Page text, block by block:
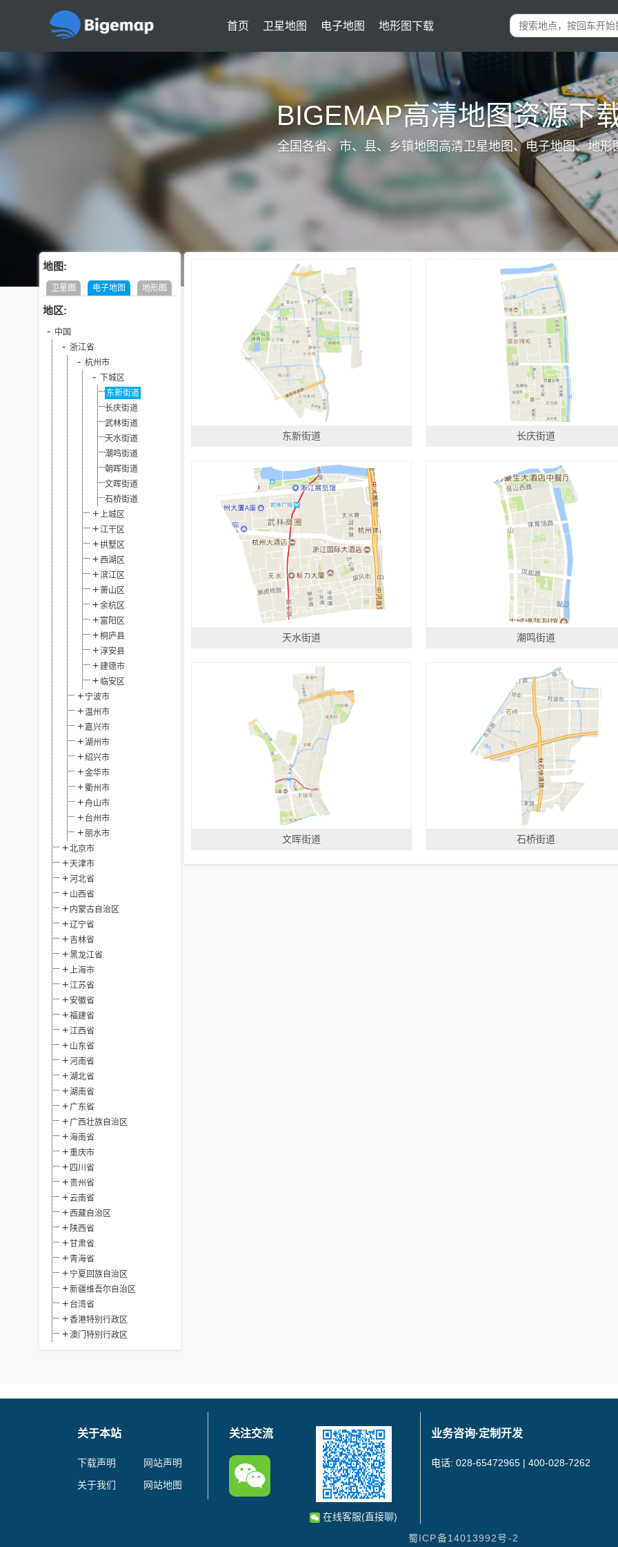
首页 卫星地图 电子地图 地形图下载
BIGEMAP高清地图资源下
全国各省、市、县、乡镇地图高清卫星地图、电子地图、地形
地图:
卫星图 电子地图 地形图
地区:
中国
浙江省
杭州市
下城区
东新街道
长庆街道
武林街道
天水街道
潮鸣街道
朝晖街道
文晖街道
石桥街道
上城区
江干区
拱墅区
西湖区
滨江区
萧山区
余杭区
富阳区
桐庐县
淳安县
建德市
临安区
宁波市
温州市
嘉兴市
湖州市
绍兴市
金华市
衢州市
舟山市
台州市
丽水市
北京市
天津市
河北省
山西省
内蒙古自治区
辽宁省
吉林省
黑龙江省
上海市
江苏省
安徽省
福建省
江西省
山东省
河南省
湖北省
湖南省
广东省
广西壮族自治区
海南省
重庆市
四川省
贵州省
云南省
西藏自治区
陕西省
甘肃省
青海省
宁夏回族自治区
新疆维吾尔自治区
台湾省
香港特别行政区
澳门特别行政区
东新街道 长庆街道
天水街道 潮鸣街道
文晖街道 石桥街道
关于本站
下载声明
网站声明
关于我们
网站地图
关注交流
在线客服(直接聊)
业务咨询·定制开发
电话: 028-65472965 | 400-028-7262
蜀ICP备14013992号-2